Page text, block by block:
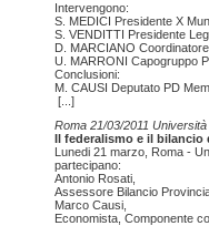
Intervengono:
S. MEDICI Presidente X
S. VENDITTI Presidente
D. MARCIANO
U. MARRONI Capogruppo
Conclusioni:
M. CAUSI Deputato PD
[...]
Roma 21/03/2011
Il federalismo e il bilancio
Lunedi 21 marzo, Roma -
partecipano:
Antonio Rosati,
Assessore Bilancio
Marco Causi,
Economista, Componente